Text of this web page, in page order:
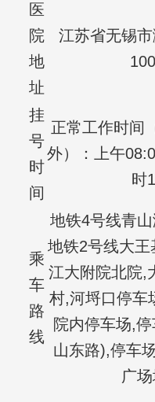
医
院
地
址
江苏省无锡
挂
号
时
间
正常工作时间
外）：上午
时
乘
车
路
线
地铁4号线青
地铁2号线大
江大附院北院,
村,河埒口停车
院内停车场,
山东路),停车
广